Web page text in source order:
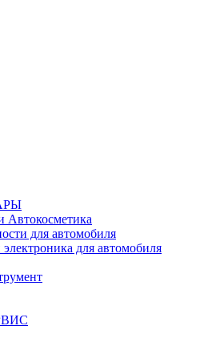
Автокосметика
для автомобиля
для автомобиля